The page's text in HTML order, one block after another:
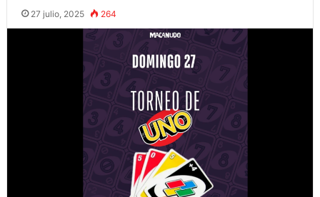
27 julio, 2025 264